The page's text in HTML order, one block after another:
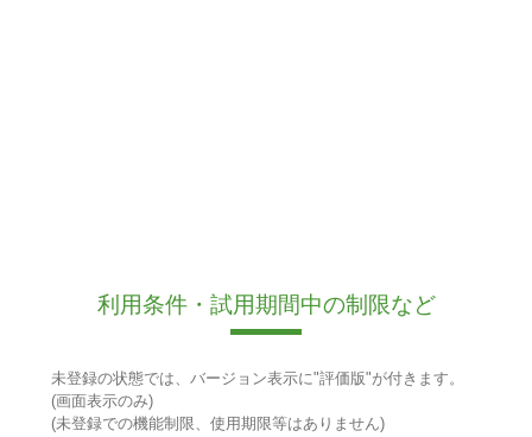
利用条件・試用期間中の制限など
未登録の状態では、バージョン表示に"評価版"が付きます。
(画面表示のみ)
(未登録での機能制限、使用期限等はありません)